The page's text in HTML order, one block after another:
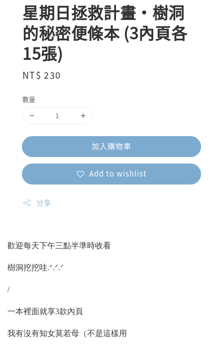
星期日拯救計畫・樹洞
的秘密便條本 (3內頁各
15張)
Regular
NT$ 230
數量
加入購物車
Add to wishlist
分享
歡迎每天下午三點半準時收看
樹洞挖挖哇.ᐟ.ᐟ.ᐟ
/
一本裡面就享3款內頁
我有沒有知女莫若母（不是這樣用